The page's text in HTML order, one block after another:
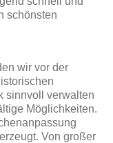
schönsten
wir vor der
sinnvoll verwalten
Möglichkeiten.
Von großer